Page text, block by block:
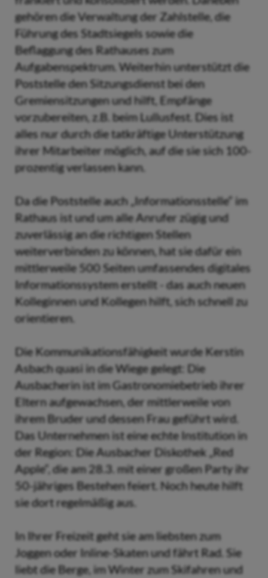
gehören die Verwaltung der Zahlstelle, die
Führung des Stadtsiegels sowie die
Beflaggung des Rathauses zum
Aufgabenspektrum. Weiterhin unterstützt die
Poststelle den Sitzungsdienst bei den
Gremiensitzungen und hilft, Empfänge
vorzubereiten, z.B. beim Lullusfest. Dies ist
alles nur durch die tatkräftige Unterstützung
ihrer Mitarbeiter möglich, auf die sie sich 100-
prozentig verlassen kann.
Da die Poststelle auch „Informationsstelle“ im
Rathaus ist und um alle Anrufer zügig und
zuverlässig an die richtigen Stellen
weiterverbinden zu können, hat sie dafür ein
mittlerweile 500 Seiten umfassendes digitales
Informationssystem erstellt - das auch neuen
Kolleginnen und Kollegen hilft, sich schnell zu
orientieren.
Die Kommunikationsfähigkeit wurde Kerstin
Asbach quasi in die Wiege gelegt: Die
Ausbacherin ist im Gastronomiebetrieb ihrer
Eltern aufgewachsen, der mittlerweile von
ihrem Bruder und dessen Frau geführt wird.
Das Unternehmen ist eine echte Institution in
der Region: Die Ausbacher Diskothek „Red
Apple“, die am 28.3. mit einer großen Party ihr
50-jähriges Bestehen feiert. Noch heute hilft
sie dort regelmäßig aus.
In Ihrer Freizeit geht sie am liebsten zum
Joggen oder Inline-Skaten und fährt Rad. Sie
liebt die Berge, im Winter zum Skifahren und